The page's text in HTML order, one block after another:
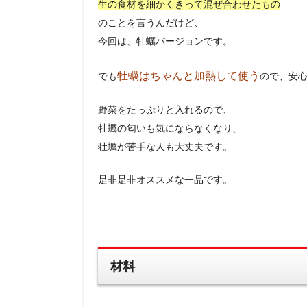
生の食材を細かくきって混ぜ合わせたもの
のことを言うんだけど、
今回は、牡蠣バージョンです。
でも牡蠣はちゃんと加熱して使う ので、安
野菜をたっぷりと入れるので、
牡蠣の匂いも気にならなくなり、
牡蠣が苦手な人も大丈夫です。
是非是非オススメな一品です。
材料